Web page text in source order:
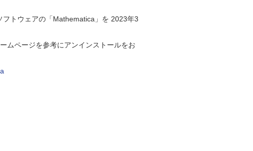
フトウェアの 「Mathematica 」を 2023年3
ムページを参考にアンインストールをお